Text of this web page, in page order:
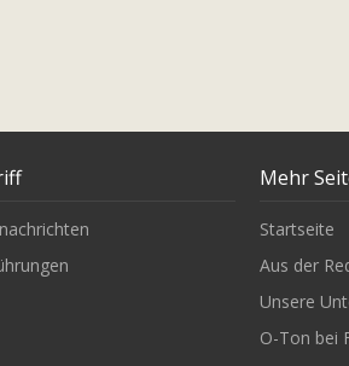
Mehr
Startseite
Aus der
Unsere
O-Ton bei